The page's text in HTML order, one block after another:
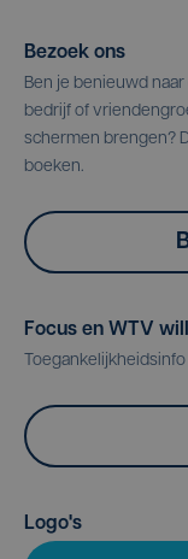
Bezoek ons
Ben je benieuwd
bedrijf of
schermen brengen?
boeken.
Focus en WTV
Logo's